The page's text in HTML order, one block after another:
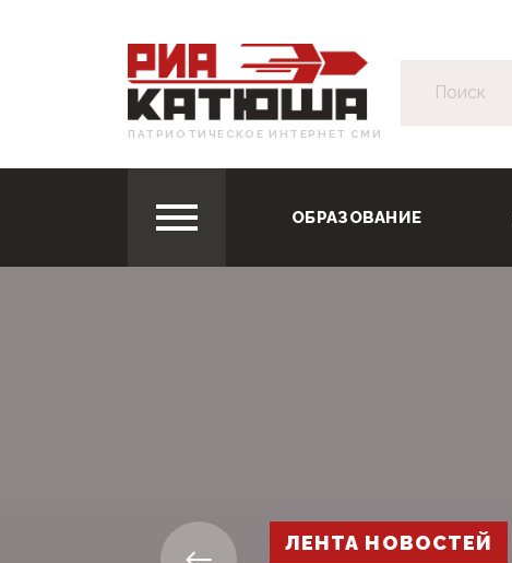
ПАТРИОТИЧЕСКОЕ ИНТЕРНЕТ СМИ
ОБРАЗОВАНИЕ
ЛЕНТА НОВОСТЕЙ